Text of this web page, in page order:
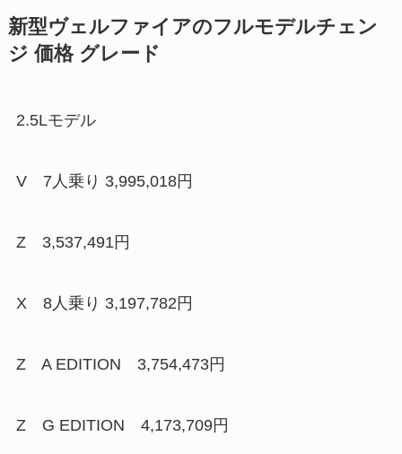
新型ヴェルファイアのフルモデルチェン
ジ 価格 グレード
2.5Lモデル
V 7人乗り 3,995,018円
Z 3,537,491円
X 8人乗り 3,197,782円
Z A EDITION 3,754,473円
Z G EDITION 4,173,709円